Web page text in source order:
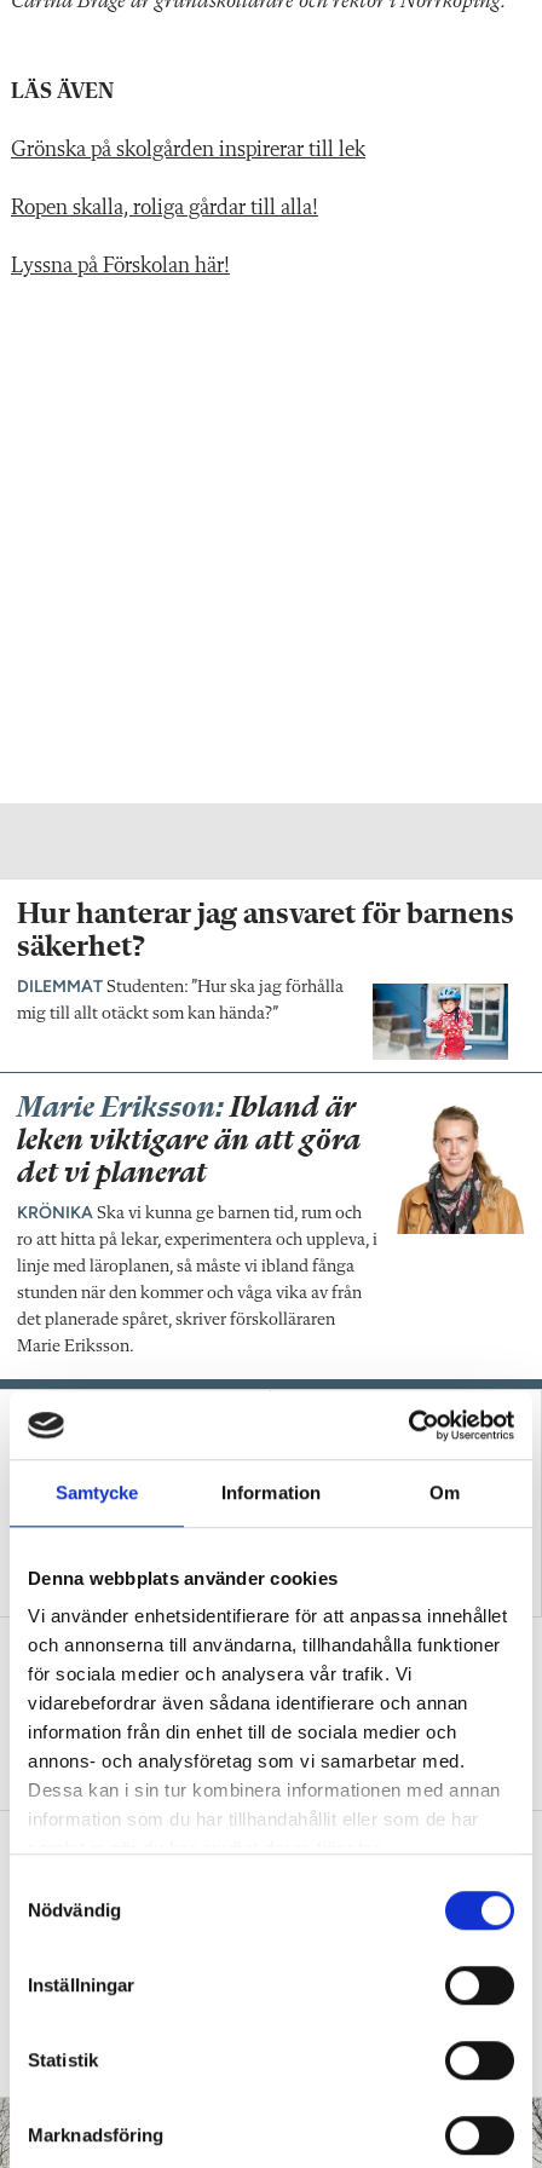
Samtycke Information Om
Denna webbplats använder cookies
Vi använder enhetsidentifierare för att anpassa innehållet
och annonserna till användarna, tillhandahålla funktioner
för sociala medier och analysera vår trafik. Vi
vidarebefordrar även sådana identifierare och annan
information från din enhet till de sociala medier och
annons- och analysföretag som vi samarbetar med.
Dessa kan i sin tur kombinera informationen med annan
information som du har tillhandahållit eller som de har
s
v
Nödvändig
Inställningar
Statistik
Marknadsföring
LÄS ÄVEN
Grönska på skolgården inspirerar till lek
Ropen skalla, roliga gårdar till alla!
Lyssna på Förskolan här!
Hur hanterar jag ansvaret för barnens
säkerhet?
DILEMMAT Studenten: ”Hur ska jag förhålla
mig till allt otäckt som kan hända?”
Marie Eriksson:Ibland är
leken viktigare än att göra
det vi planerat
KRÖNIKA Ska vi kunna ge barnen tid, rum och
ro att hitta på lekar, experimentera och uppleva, i
linje med läroplanen, så måste vi ibland fånga
stunden när den kommer och våga vika av från
det planerade spåret, skriver förskolläraren
Marie Eriksson.
Podcast: Hur skapar vi
framtidstro i förskolan?
Förskoleupprorets
grundare kan inte vara tyst
Så skapar Anna band till naturen med
utepedagogik
FOKUS”Det är viktigt att synliggöra hela
Debatt: ”Förskolan är ingen isolerad ö
DEBATTEn trygg profession i förskolan kan
beslut med sakliga argument, skriver Linda
förälder.